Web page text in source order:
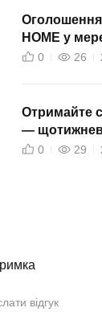
Оголошення
HOME у
0 26
Отримайте
—
0 29
відгук